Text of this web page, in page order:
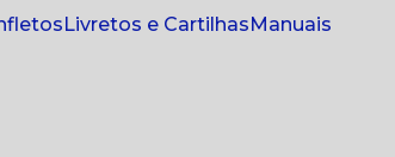
Livretos e Cartilhas
Manuais